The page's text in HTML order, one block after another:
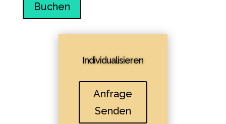
Buchen
Individualisieren
Anfrage
Senden